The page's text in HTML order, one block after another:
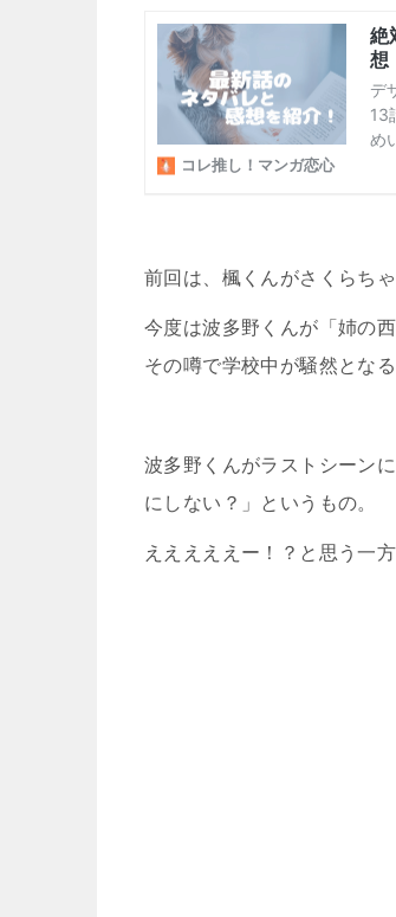
前回は、楓くんがさくらち
今度は波多野くんが「姉の
その噂で学校中が騒然とな
波多野くんがラストシーン
にしない？」というもの。
えええええー！？と思う一